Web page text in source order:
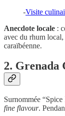
-Visite
Anecdote locale :
avec du rhum
caraïbéenne.
2. Grenada
Surnommée
fine flavour.